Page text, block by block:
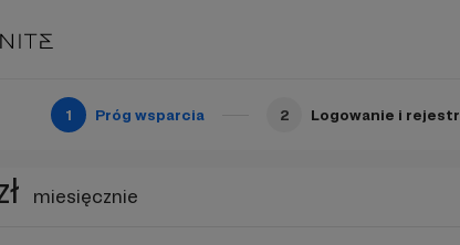
1 Próg wsparcia 2 Logowanie i
benefity z niższych progów
miesięcznie